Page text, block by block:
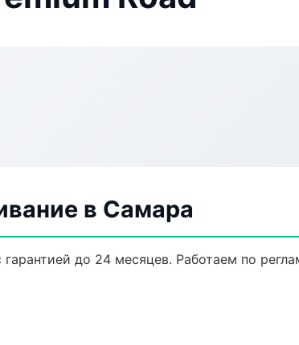
в Самара
до 24 месяцев. Работаем по